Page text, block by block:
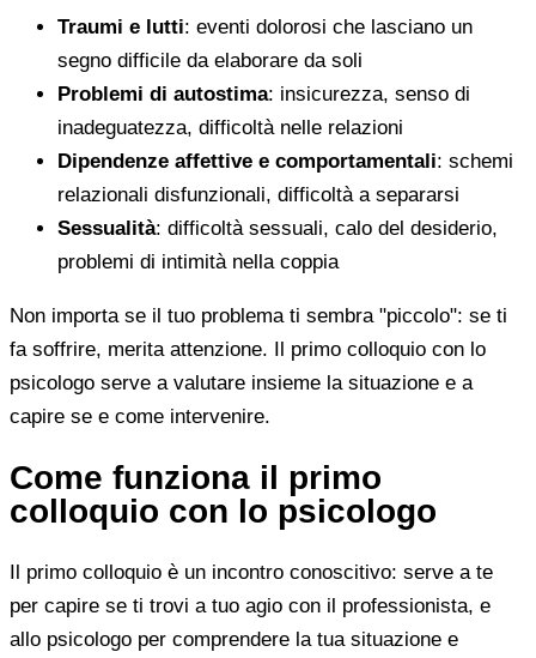
Traumi e lutti: eventi dolorosi che lasciano un
segno difficile da elaborare da soli
Problemi di autostima: insicurezza, senso di
inadeguatezza, difficoltà nelle relazioni
Dipendenze affettive e comportamentali: schemi
relazionali disfunzionali, difficoltà a separarsi
Sessualità: difficoltà sessuali, calo del desiderio,
problemi di intimità nella coppia
Non importa se il tuo problema ti sembra "piccolo": se ti
fa soffrire, merita attenzione. Il primo colloquio con lo
psicologo serve a valutare insieme la situazione e a
capire se e come intervenire.
Come funziona il primo
colloquio con lo psicologo
Il primo colloquio è un incontro conoscitivo: serve a te
per capire se ti trovi a tuo agio con il professionista, e
allo psicologo per comprendere la tua situazione e